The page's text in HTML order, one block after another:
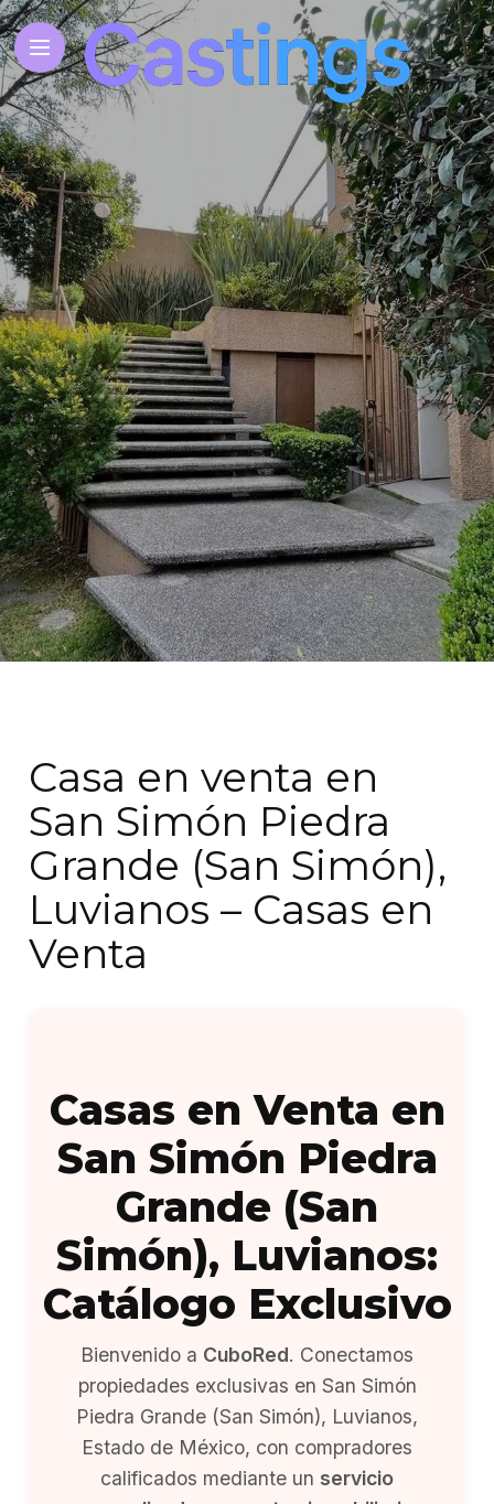
Casa en venta en
San Simón Piedra
Grande (San Simón),
Luvianos – Casas en
Venta
Casas en Venta en
San Simón Piedra
Grande (San
Simón), Luvianos:
Catálogo Exclusivo
Bienvenido a CuboRed. Conectamos
propiedades exclusivas en San Simón
Piedra Grande (San Simón), Luvianos,
Estado de México, con compradores
calificados mediante un servicio